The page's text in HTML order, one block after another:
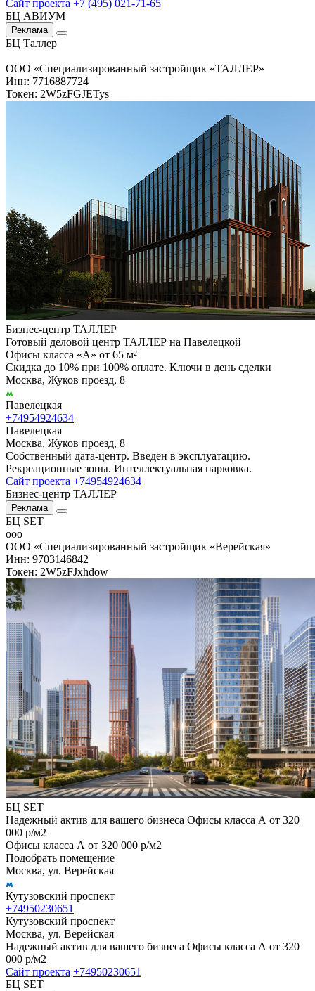
Сайт проекта +7 (495) 021-71-65
БЦ АВИУМ
Реклама
БЦ Таллер
ООО «Специализированный застройщик «ТАЛЛЕР»
Инн: 7716887724
Токен: 2W5zFGJETys
Бизнес-центр ТАЛЛЕР
Готовый деловой центр ТАЛЛЕР на Павелецкой
Офисы класса «А» от 65 м²
Скидка до 10% при 100% оплате. Ключи в день сделки
Москва, Жуков проезд, 8
Павелецкая
+74954924634
Павелецкая
Москва, Жуков проезд, 8
Собственный дата-центр. Введен в эксплуатацию.
Рекреационные зоны. Интеллектуальная парковка.
Сайт проекта +74954924634
Бизнес-центр ТАЛЛЕР
Реклама
БЦ SET
ооо
ООО «Специализированный застройщик «Верейская»
Инн: 9703146842
Токен: 2W5zFJxhdow
БЦ SET
Надежный актив для вашего бизнеса Офисы класса А от 320
000 р/м2
Офисы класса А от 320 000 р/м2
Подобрать помещение
Москва, ул. Верейская
Кутузовский проспект
+74950230651
Кутузовский проспект
Москва, ул. Верейская
Надежный актив для вашего бизнеса Офисы класса А от 320
000 р/м2
Сайт проекта +74950230651
БЦ SET